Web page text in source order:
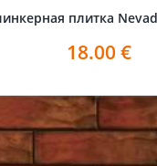
плитка
18.00 €